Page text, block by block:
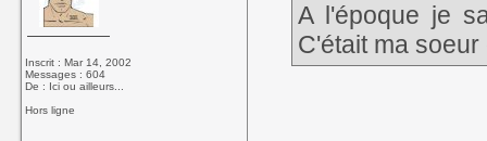
Inscrit : Mar 14, 2002
Messages : 604
De : Ici ou ailleurs...
Hors ligne
A l'époque je
C'était ma